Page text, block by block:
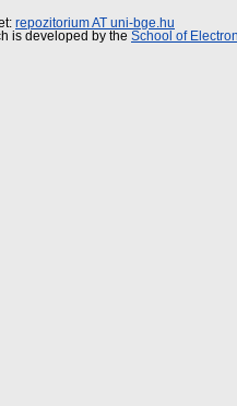
repozitorium AT uni-bge.hu
is developed by the School of